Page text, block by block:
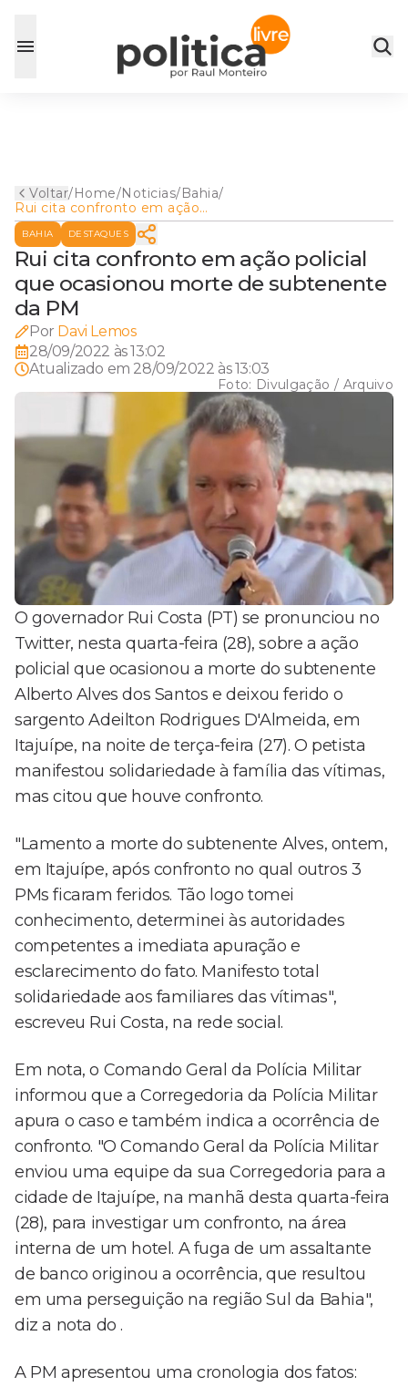
Voltar/Home/Noticias/Bahia/
Rui cita confronto em ação
policial que ocasionou morte
de subtenente da PM
BAHIA DESTAQUES
Rui cita confronto em ação policial
que ocasionou morte de subtenente
da PM
Por Davi Lemos
28/09/2022 às 13:02
Atualizado em 28/09/2022 às 13:03
Foto: Divulgação / Arquivo
O governador Rui Costa (PT) se pronunciou no
Twitter, nesta quarta-feira (28), sobre a ação
policial que ocasionou a morte do subtenente
Alberto Alves dos Santos e deixou ferido o
sargento Adeilton Rodrigues D'Almeida, em
Itajuípe, na noite de terça-feira (27). O petista
manifestou solidariedade à família das vítimas,
mas citou que houve confronto.
"Lamento a morte do subtenente Alves, ontem,
em Itajuípe, após confronto no qual outros 3
PMs ficaram feridos. Tão logo tomei
conhecimento, determinei às autoridades
competentes a imediata apuração e
esclarecimento do fato. Manifesto total
solidariedade aos familiares das vítimas",
escreveu Rui Costa, na rede social.
Em nota, o Comando Geral da Polícia Militar
informou que a Corregedoria da Polícia Militar
apura o caso e também indica a ocorrência de
confronto. "O Comando Geral da Polícia Militar
enviou uma equipe da sua Corregedoria para a
cidade de Itajuípe, na manhã desta quarta-feira
(28), para investigar um confronto, na área
interna de um hotel. A fuga de um assaltante
de banco originou a ocorrência, que resultou
em uma perseguição na região Sul da Bahia",
diz a nota do .
A PM apresentou uma cronologia dos fatos: